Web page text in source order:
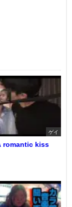
ゲイ
romantic kiss